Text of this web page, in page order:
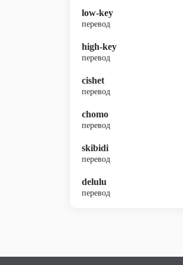
low-key
перевод
high-key
перевод
cishet
перевод
chomo
перевод
skibidi
перевод
delulu
перевод